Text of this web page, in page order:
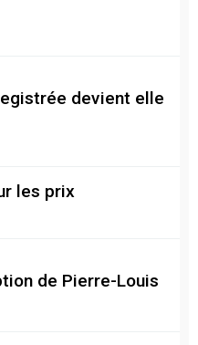
devient elle
les prix
de Pierre-Louis